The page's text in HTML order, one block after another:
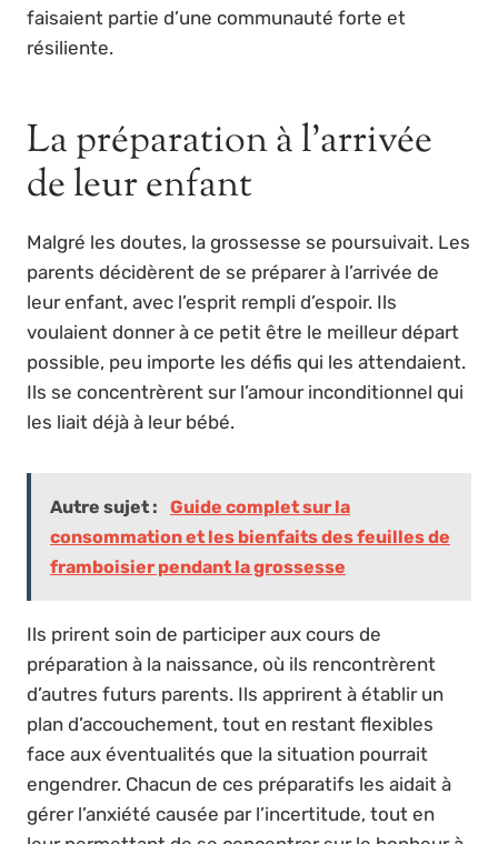
faisaient partie d’une communauté forte et
résiliente.
La préparation à l’arrivée
de leur enfant
Malgré les doutes, la grossesse se poursuivait. Les
parents décidèrent de se préparer à l’arrivée de
leur enfant, avec l’esprit rempli d’espoir. Ils
voulaient donner à ce petit être le meilleur départ
possible, peu importe les défis qui les attendaient.
Ils se concentrèrent sur l’amour inconditionnel qui
les liait déjà à leur bébé.
Autre sujet :
Guide complet sur la
consommation et les bienfaits des feuilles de
framboisier pendant la grossesse
Ils prirent soin de participer aux cours de
préparation à la naissance, où ils rencontrèrent
d’autres futurs parents. Ils apprirent à établir un
plan d’accouchement, tout en restant flexibles
face aux éventualités que la situation pourrait
engendrer. Chacun de ces préparatifs les aidait à
gérer l’anxiété causée par l’incertitude, tout en